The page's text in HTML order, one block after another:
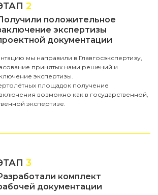
2
положительное
экспертизы
документации
мы направили в Главгосэкспертизу,
принятых нами решений и
экспертизы.
площадок получение
возможно как в государственной,
экспертизе.
3
комплект
документации